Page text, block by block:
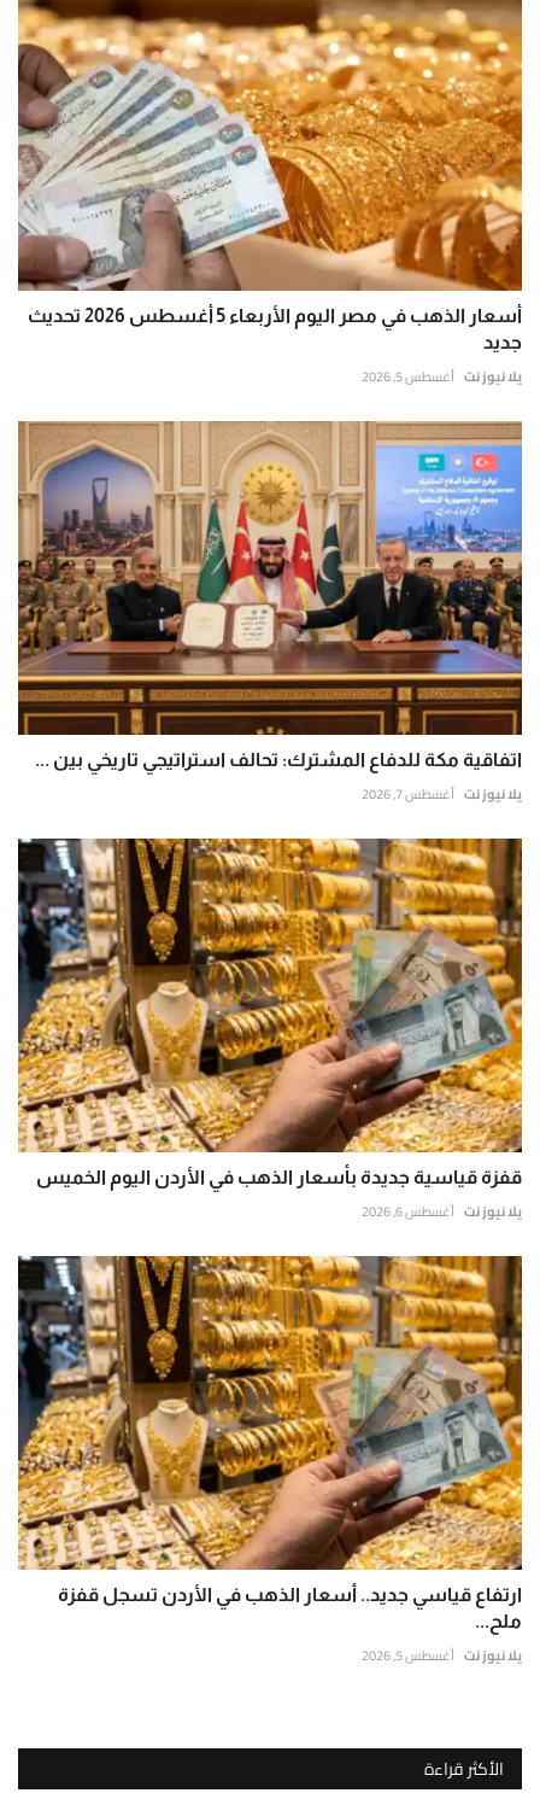
أسعار الذهب في مصر اليوم الأربعاء 5 أغسطس 2026 تحديث
جديد
يلا نيوز نت أغسطس 5, 2026
اتفاقية مكة للدفاع المشترك: تحالف استراتيجي تاريخي بين ...
يلا نيوز نت أغسطس 7, 2026
قفزة قياسية جديدة بأسعار الذهب في الأردن اليوم الخميس
يلا نيوز نت أغسطس 6, 2026
ارتفاع قياسي جديد.. أسعار الذهب في الأردن تسجل قفزة
ملح...
يلا نيوز نت أغسطس 5, 2026
الأكثر قراءة